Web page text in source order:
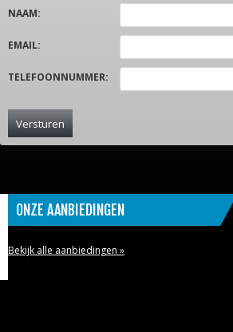
NAAM:
EMAIL:
TELEFOONNUMMER:
ONZE AANBIEDINGEN
Bekijk alle aanbiedingen »